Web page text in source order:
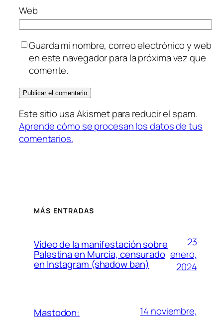
Web
Guarda mi nombre, correo electrónico y web
en este navegador para la próxima vez que
comente.
Este sitio usa Akismet para reducir el spam.
Aprende cómo se procesan los datos de tus
comentarios.
MÁS ENTRADAS
Vídeo de la manifestación sobre
Palestina en Murcia, censurado
en Instagram (shadow ban)
23
enero,
2024
Mastodon:
14 noviembre,